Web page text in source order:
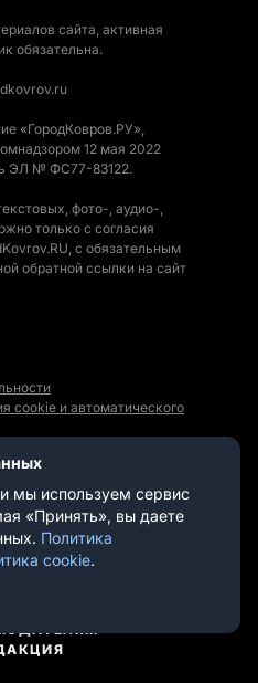
сайта, активная
обязательна.
«ГородКовров.РУ»,
12 мая 2022
ЭЛ № ФС77-83122.
фото-, аудио-,
только с согласия
с обязательным
обратной ссылки на сайт
cookie и автоматического
сетях:
мы используем сервис
«Принять», вы даете
Политика
cookie.